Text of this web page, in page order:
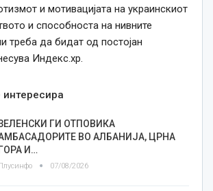
и мотивацијата на украинскиот
и способноста на нивните
треба да бидат од постојан
Индекс.хр.
ГИ ОТПОВИКА
ВО АЛБАНИЈА, ЦРНА
ГОРА И…
Плусинфо 07/08/2026